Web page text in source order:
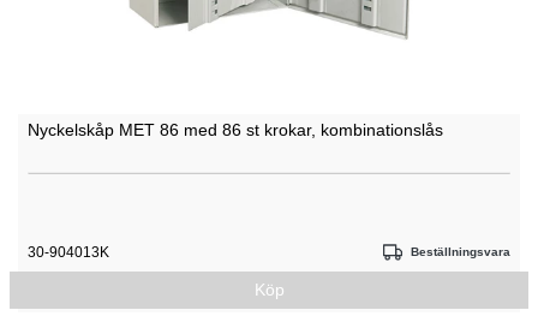
Nyckelskåp MET 86 med 86 st krokar, kombinationslås
30-904013K Beställningsvara
Köp